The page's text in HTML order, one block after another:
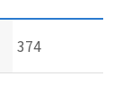
374